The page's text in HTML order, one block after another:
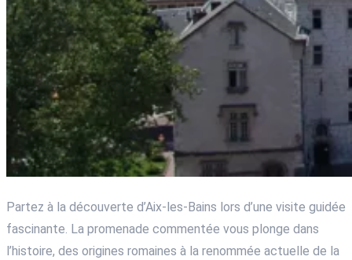
Partez à la découverte d’Aix-les-Bains lors d’une visite guidée
fascinante. La promenade commentée vous plonge dans
l’histoire, des origines romaines à la renommée actuelle de la